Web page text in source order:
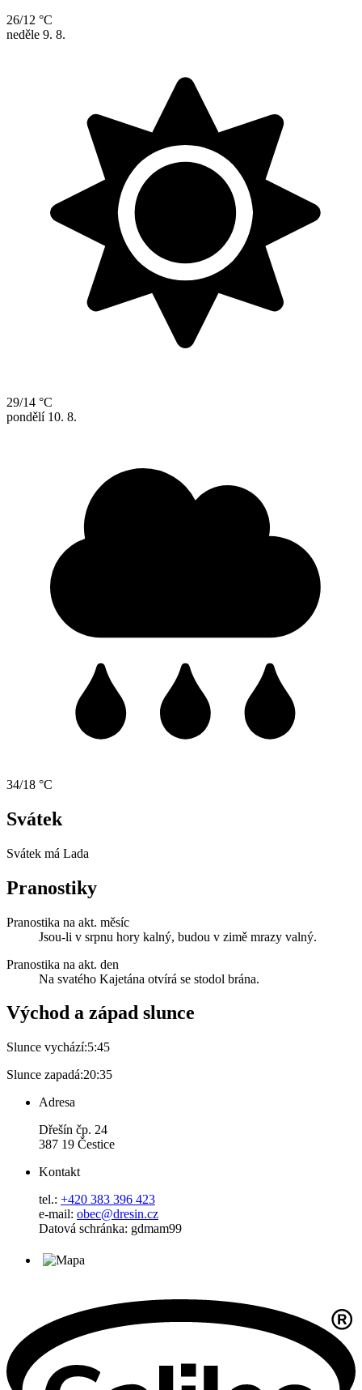
26/12 °C
neděle 9. 8.
29/14 °C
pondělí 10. 8.
34/18 °C
Svátek
Svátek má Lada
Pranostiky
Pranostika na akt. měsíc
Jsou-li v srpnu hory kalný, budou v zimě mrazy valný.
Pranostika na akt. den
Na svatého Kajetána otvírá se stodol brána.
Východ a západ slunce
Slunce vychází:5:45
Slunce zapadá:20:35
Adresa
Dřešín čp. 24
387 19 Čestice
Kontakt
tel.: +420 383 396 423
e-mail: obec@dresin.cz
Datová schránka: gdmam99